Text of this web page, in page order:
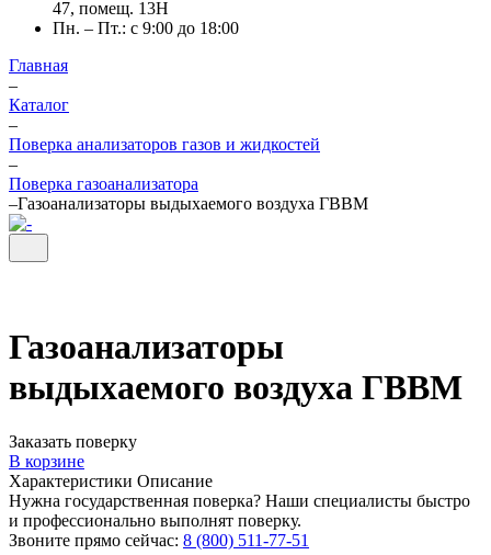
47, помещ. 13Н
Пн. – Пт.: с 9:00 до 18:00
Главная
–
Каталог
–
Поверка анализаторов газов и жидкостей
–
Поверка газоанализатора
–Газоанализаторы выдыхаемого воздуха ГВВМ
Газоанализаторы
выдыхаемого воздуха ГВВМ
Заказать поверку
В корзине
Характеристики Описание
Нужна государственная поверка? Наши специалисты быстро
и профессионально выполнят поверку.
Звоните прямо сейчас: 8 (800) 511-77-51